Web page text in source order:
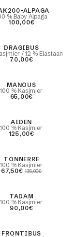
ALPAGA
% Baby Alpaga
100,00€
DRAGIBUS
/ 12 % Elastaan
70,00€
MANOUS
100 % Kasjmier
65,00€
AIDEN
100 % Kasjmier
125,00€
TONNERRE
100 % Kasjmier
67,50€135,00€
TADAM
100 % Kasjmier
90,00€
FRONTIBUS